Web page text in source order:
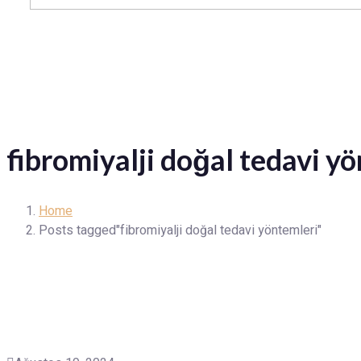
fibromiyalji doğal tedavi
Home
Posts tagged"fibromiyalji doğal tedavi yöntemleri"